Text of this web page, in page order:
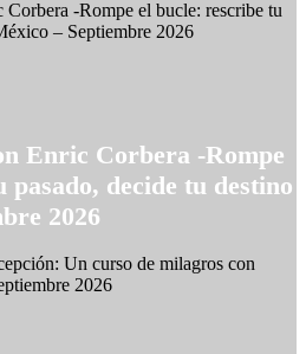
Enric Corbera -Rompe
decide tu destino
2026